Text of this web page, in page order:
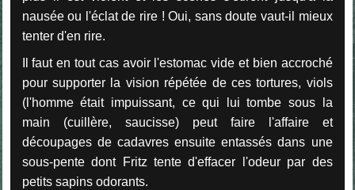
nausée ou l'éclat de rire ! Oui, sans doute vaut-il mieux
tenter d'en rire.
Il faut en tout cas avoir l'estomac vide et bien accroché
pour supporter la vision répétée de ces tortures, viols
(l'homme était impuissant, ce qui lui tombe sous la
main (cuillère, saucisse) peut faire l'affaire et
découpages de cadavres ensuite entassés dans une
sous-pente dont Fritz tente d'effacer l'odeur par des
petits sapins odorants.